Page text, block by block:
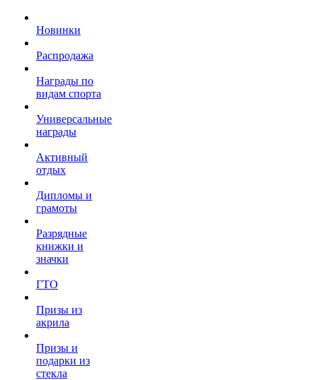
Новинки
Распродажа
Награды по
видам спорта
Универсальные
награды
Активный
отдых
Дипломы и
грамоты
Разрядные
книжки и
значки
ГТО
Призы из
акрила
Призы и
подарки из
стекла